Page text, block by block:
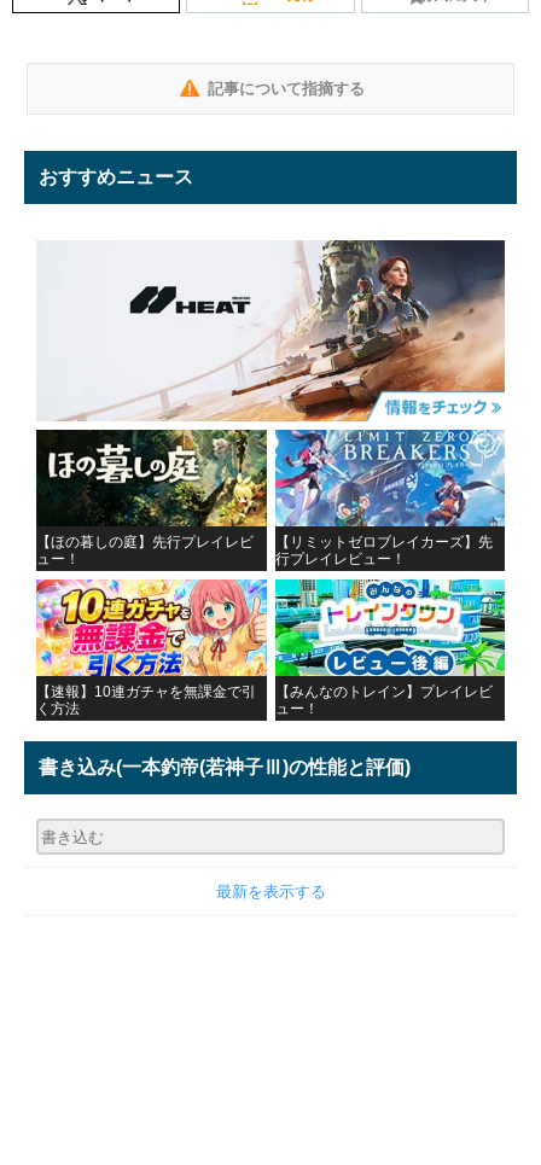
記事について指摘する
おすすめニュース
【ほの暮しの庭】先行プレイレビ
ュー！
【リミットゼロブレイカーズ】先
行プレイレビュー！
【速報】10連ガチャを無課金で引
く方法
【みんなのトレイン】プレイレビ
ュー！
書き込み(一本釣帝(若神子Ⅲ)の性能と評価)
最新を表示する